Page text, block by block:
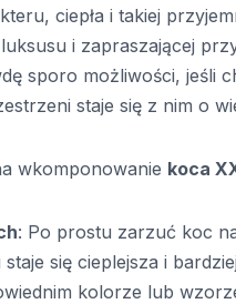
ciepła i takiej
i zapraszającej
sporo możliwości, jeśli
staje się z nim o
wkomponowanie koca
: Po prostu zarzuć koc
się cieplejsza i
kolorze lub